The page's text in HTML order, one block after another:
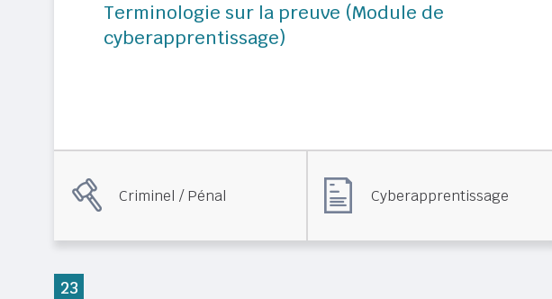
Terminologie sur la preuve (Module de
cyberapprentissage)
Criminel / Pénal Cyberapprentissage
23